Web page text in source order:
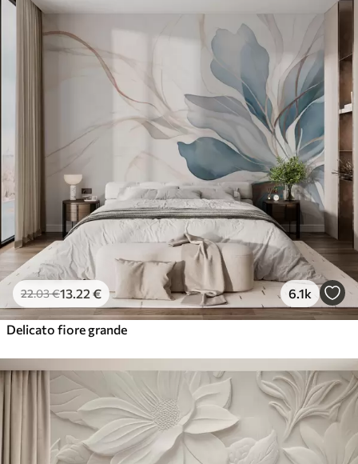
22.03€13 .22 € 6.1k
Delicato fiore grande